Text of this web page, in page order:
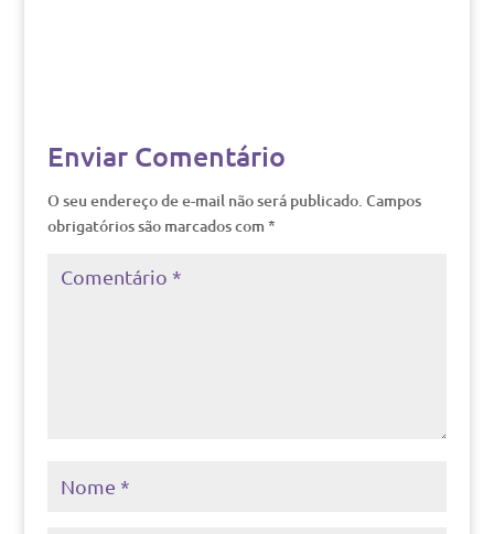
Enviar Comentário
O seu endereço de e-mail não será publicado. Campos
obrigatórios são marcados com *